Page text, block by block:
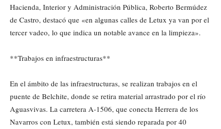
Hacienda, Interior y Administración Pública, Roberto Bermúdez
de Castro, destacó que «en algunas calles de Letux ya van por el
tercer vadeo, lo que indica un notable avance en la limpieza».
**Trabajos en infraestructuras**
En el ámbito de las infraestructuras, se realizan trabajos en el
puente de Belchite, donde se retira material arrastrado por el río
Aguasvivas. La carretera A-1506, que conecta Herrera de los
Navarros con Letux, también está siendo reparada por 40